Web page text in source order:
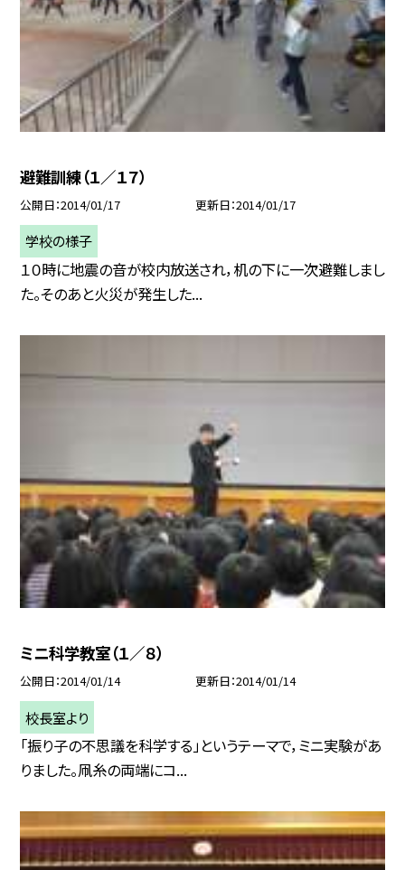
避難訓練（１／１７）
公開日 2014/01/17 更新日 2014/01/17
学校の様子
１０時に地震の音が校内放送され，机の下に一次避難しまし
た。そのあと火災が発生した...
ミニ科学教室（１／８）
公開日 2014/01/14 更新日 2014/01/14
校長室より
「振り子の不思議を科学する」というテーマで，ミニ実験があ
りました。凧糸の両端にコ...